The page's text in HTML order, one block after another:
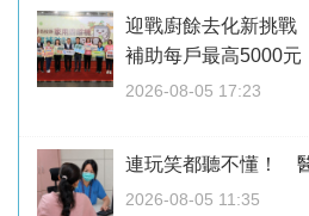
迎戰廚餘去化新挑
補助每戶最高5000
2026-08-05 17:23
連玩笑都聽不懂！
2026-08-05 11:35